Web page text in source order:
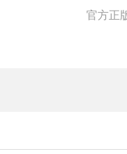
官方正